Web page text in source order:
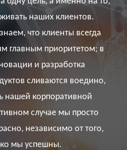
наших клиентов.
что клиенты всегда
главным приоритетом; в
и разработка
сливаются воедино,
нашей корпоративной
случае мы просто
независимо от того,
мы успешны.